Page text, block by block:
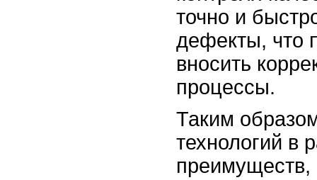
точно и
дефекты, что
вносить
процессы.
Таким
технологий в
преимуществ,